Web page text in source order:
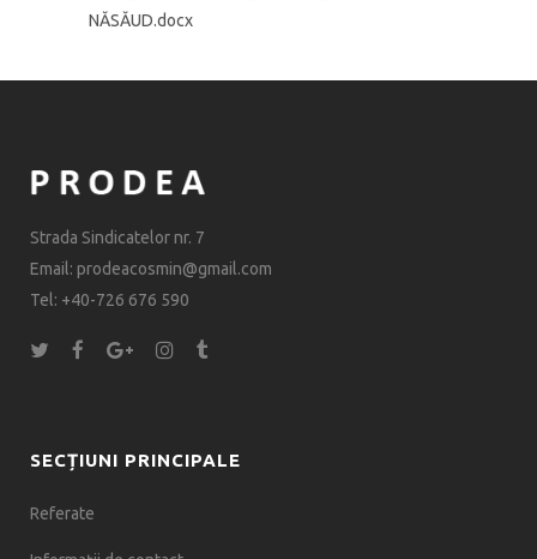
NĂSĂUD.docx
Strada Sindicatelor nr. 7
Email: prodeacosmin@gmail.com
Tel: +40-726 676 590
SECȚIUNI PRINCIPALE
Referate